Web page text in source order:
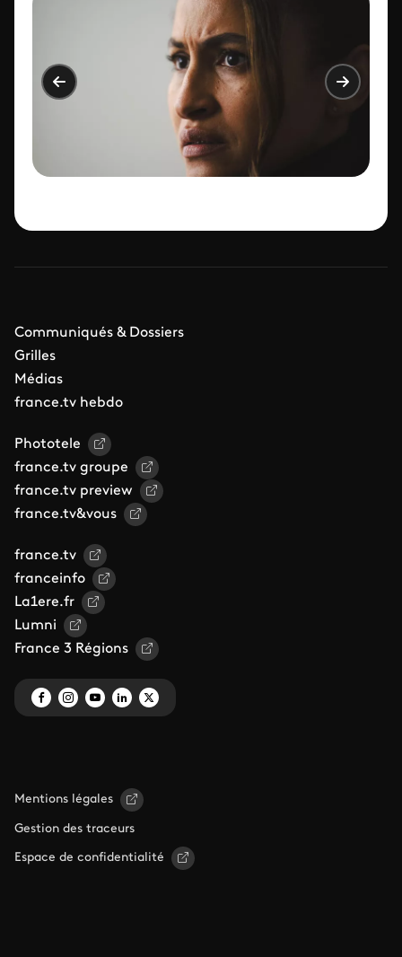
Communiqués & Dossiers
Grilles
Médias
france.tv hebdo
Phototele
france.tv groupe
france.tv preview
france.tv&vous
france.tv
franceinfo
La1ere.fr
Lumni
France 3 Régions
Mentions légales
Gestion des traceurs
Espace de confidentialité